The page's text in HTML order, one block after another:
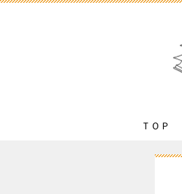
ＴＯＰ